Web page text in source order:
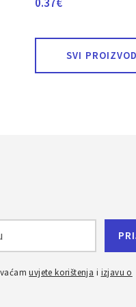
SVI
uvjete korištenja i izjavu o